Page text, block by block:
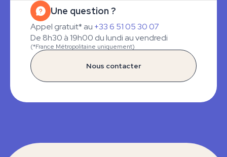
Une question ?
Appel gratuit* au +33 6 51 05 30 07
De 8h30 à 19h00 du lundi au vendredi
(*France Métropolitaine uniquement)
Nous contacter